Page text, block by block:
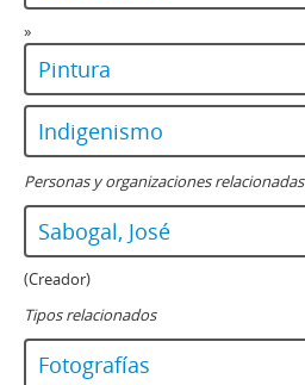
»
Pintura
Indigenismo
Personas y organizaciones relacionadas
Sabogal, José
(Creador)
Tipos relacionados
Fotografías